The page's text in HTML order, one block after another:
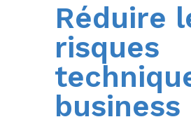
Réduire
risques
business